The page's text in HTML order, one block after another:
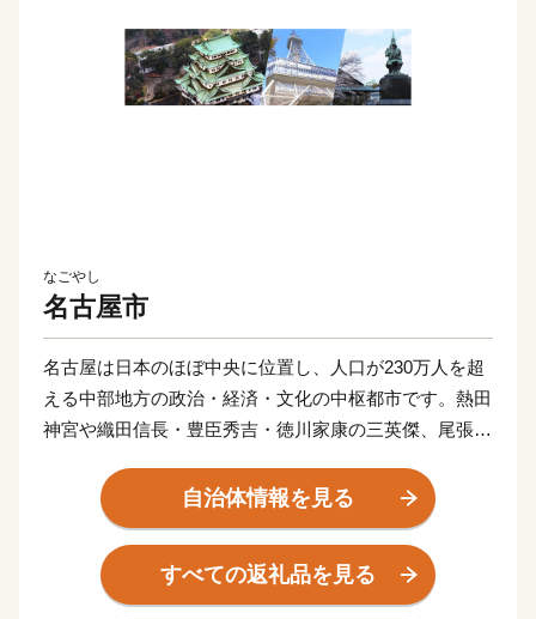
なごやし
名古屋市
名古屋は日本のほぼ中央に位置し、人口が230万人を超
える中部地方の政治・経済・文化の中枢都市です。熱田
神宮や織田信長・豊臣秀吉・徳川家康の三英傑、尾張徳
礎となっています。現在は、武将ゆかりの歴史・文化や
なごやめしを目的に多くの方が名古屋を訪れるなど、名
古屋の魅力は国内外に広がってきています。また、アジ
ア・アジアパラ競技大会の開催や、リニア中央新幹線の
自治体情報を見る
すべての返礼品を見る